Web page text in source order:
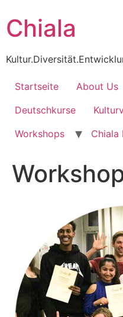
Inhalt
wechseln
Chiala
Startseite About Us
Deutschkurse
Workshops
Chiala